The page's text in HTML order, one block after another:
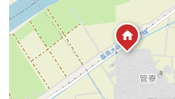
21樓以上
~
格局